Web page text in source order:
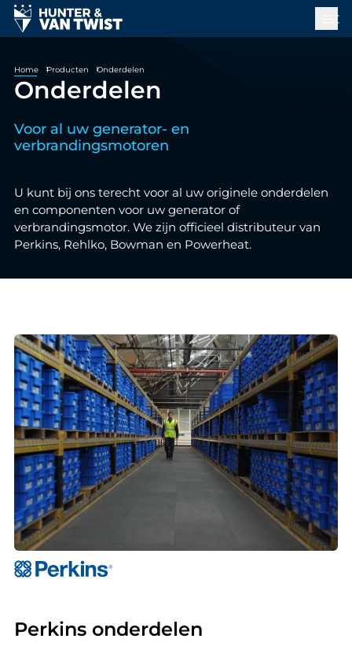
Home Producten Onderdelen
Onderdelen
Voor al uw generator- en
verbrandingsmotoren
U kunt bij ons terecht voor al uw originele onderdelen
en componenten voor uw generator of
verbrandingsmotor. We zijn officieel distributeur van
Perkins, Rehlko, Bowman en Powerheat.
Perkins onderdelen